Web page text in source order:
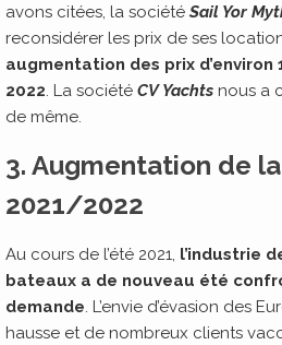
avons citées, la société Sail Yor
reconsidérer les prix de ses
augmentation des prix d’environ
2022. La société CV Yachts nous a
de même.
3. Augmentation de
2021/2022
Au cours de l’été 2021, l’industrie
bateaux a de nouveau été
demande. L’envie d’évasion des
hausse et de nombreux clients